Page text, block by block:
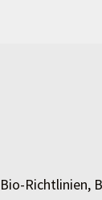
Richtlinien,